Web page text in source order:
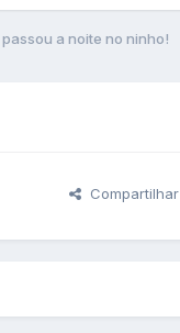
a noite no ninho!
Compartilhar